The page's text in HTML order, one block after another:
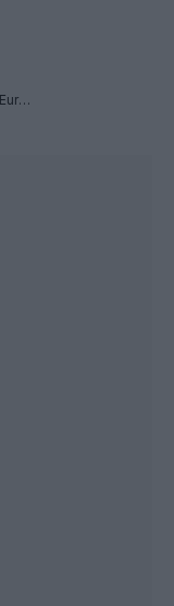
Poznaliśmy kadrę kulturystów na Mistrzostwa Europy NABBA i WFF w Niemczech [GALERIA]